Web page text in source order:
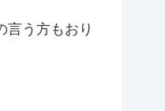
言う方もおり